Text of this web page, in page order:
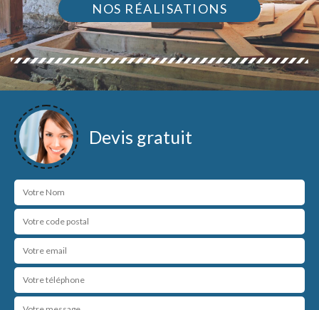
NOS RÉALISATIONS
Devis gratuit